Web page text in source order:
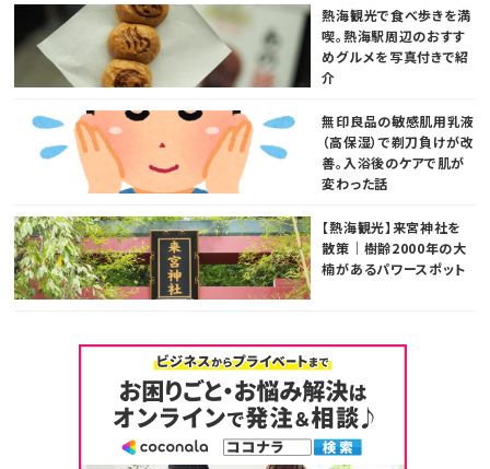
熱海観光で食べ歩きを満
喫。熱海駅周辺のおすす
めグルメを写真付きで紹
介
無印良品の敏感肌用乳液
（高保湿）で剃刀負けが改
善。入浴後のケアで肌が
変わった話
【熱海観光】来宮神社を
散策｜樹齢2000年の大
楠があるパワースポット